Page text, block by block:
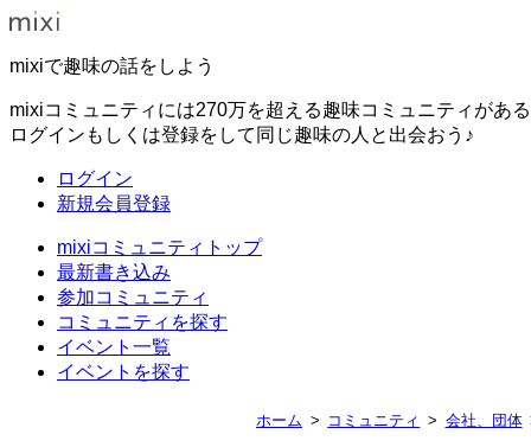
mixiで趣味の話をしよう
mixiコミュニティには270万を超える趣味コミュニティがあ
ログインもしくは登録をして同じ趣味の人と出会おう♪
ログイン
新規会員登録
mixiコミュニティトップ
最新書き込み
参加コミュニティ
コミュニティを探す
イベント一覧
イベントを探す
ホーム コミュニティ 会社、団体